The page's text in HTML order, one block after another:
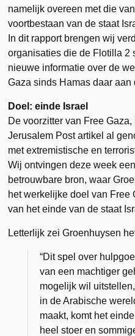
namelijk overeen met die
voortbestaan van de staat
In dit rapport brengen wij
organisaties die de Flotilla 2
nieuwe informatie over de
Gaza sinds Hamas daar aan
Doel: einde Israel
De voorzitter van Free
Jerusalem Post artikel al
met extremistische en
Wij ontvingen deze week
betrouwbare bron, waar
het werkelijke doel van Free
van het einde van de staat
Letterlijk zei Groenhuysen
“Dit spel over
van een machtiger
mogelijk wil
in de Arabische
maakt, komt het
heel stoer en